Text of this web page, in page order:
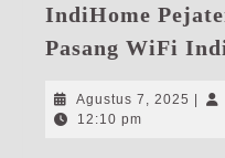
IndiHome
Pasang WiFi
Agustus 7, 2025 |
12:10 pm